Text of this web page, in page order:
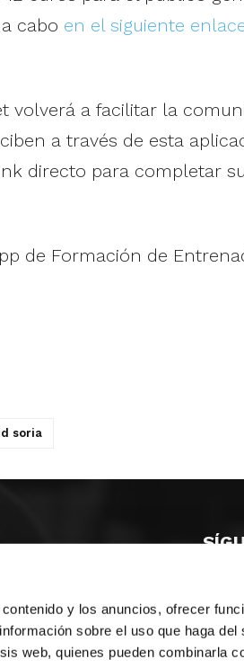
y los anuncios, ofrecer
sobre el uso que haga del
web, quienes pueden combinarla
cabo en el siguiente
volverá a facilitar la
a través de esta
directo para completar
de Formación de
soria